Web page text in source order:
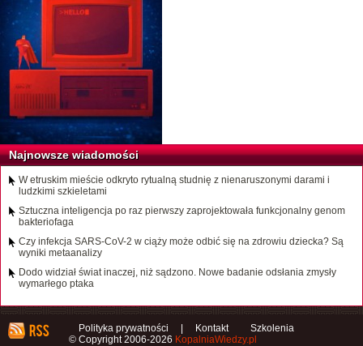
Najnowsze wiadomości
W etruskim mieście odkryto rytualną studnię z nienaruszonymi darami i
ludzkimi szkieletami
Sztuczna inteligencja po raz pierwszy zaprojektowała funkcjonalny genom
bakteriofaga
Czy infekcja SARS-CoV-2 w ciąży może odbić się na zdrowiu dziecka? Są
wyniki metaanalizy
Dodo widział świat inaczej, niż sądzono. Nowe badanie odsłania zmysły
wymarłego ptaka
Polityka prywatności Kontakt
Szkolenia
© Copyright 2006-2026 KopalniaWiedzy.pl